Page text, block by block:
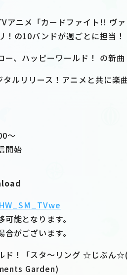
アニメ「カードファイト!! ヴ
！の10バンドが週ごとに担当！
ー、ハッピーワールド！ の新
ルリリース！アニメと共に楽
〜
開始
能となります。
がございます。
ド！「スタ〜リング ☆じぶん
Garden)